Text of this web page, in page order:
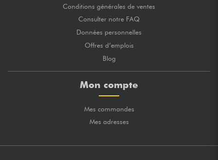
Conditions générales de ventes
Consulter notre FAQ
Données personnelles
Offres d’emplois
Blog
Mon compte
Mes commandes
Mes adresses